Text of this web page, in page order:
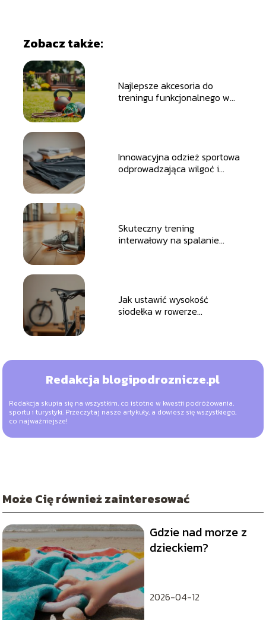
Zobacz także:
Najlepsze akcesoria do
treningu funkcjonalnego w
Innowacyjna odzież sportowa
odprowadzająca wilgoć i
Skuteczny trening
interwałowy na spalanie
Jak ustawić wysokość
siodełka w rowerze
Redakcja blogipodroznicze.pl
Redakcja skupia się na wszystkim, co istotne w kwestii podróżowania,
sportu i turystyki. Przeczytaj nasze artykuły, a dowiesz się wszystkiego,
co najważniejsze!
Może Cię również zainteresować
Gdzie nad morze z
dzieckiem?
2026-04-12